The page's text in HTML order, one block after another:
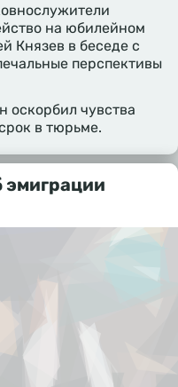
на юбилейном
Князев в беседе с
перспективы
оскорбил чувства
в тюрьме.
эмиграции